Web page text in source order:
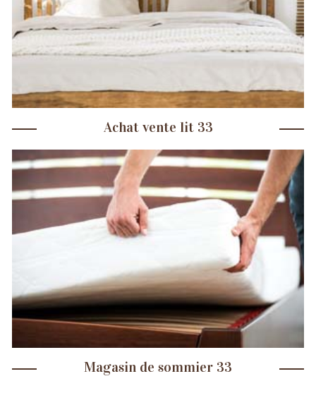
Achat vente lit 33
Magasin de sommier 33